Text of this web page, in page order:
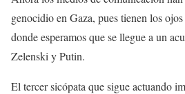
genocidio en Gaza, pues tienen los
donde esperamos que se llegue a un
Zelenski y Putin.
El tercer sicópata que sigue actuando